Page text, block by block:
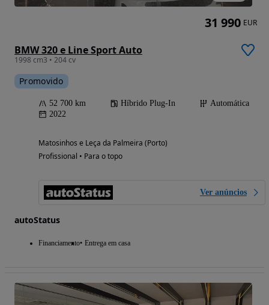
BMW 320 e Line Sport Auto
1998 cm3 • 204 cv
Promovido
52 700 km Híbrido Plug-In
Automática
2022
Matosinhos e Leça da Palmeira (Porto)
Profissional • Para o topo
Ver anúncios
autoStatus
Financiamento Entrega em casa
31 990 EUR